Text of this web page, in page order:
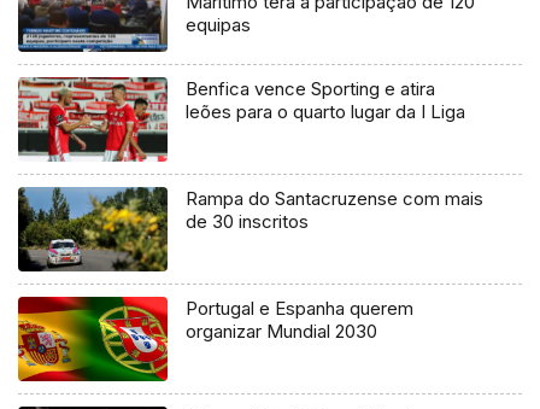
equipas
Benfica vence Sporting e atira
leões para o quarto lugar da I Liga
Rampa do Santacruzense com mais
de 30 inscritos
Portugal e Espanha querem
organizar Mundial 2030